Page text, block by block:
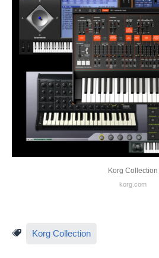
Korg Collection
korg.com
Korg Collection